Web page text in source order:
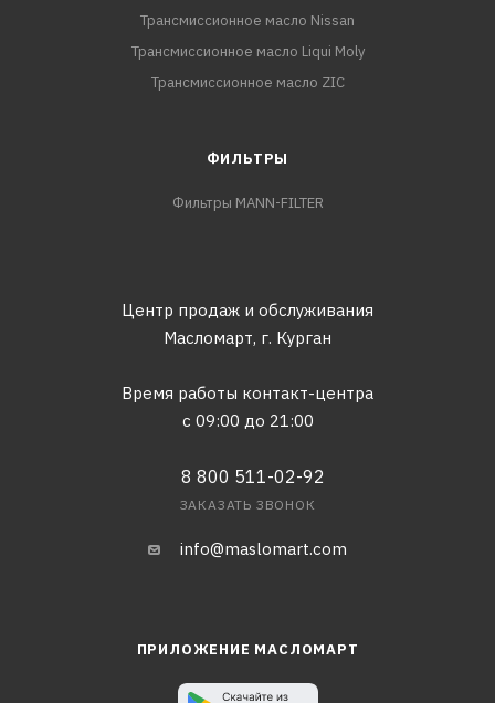
Трансмиссионное масло Nissan
Трансмиссионное масло Liqui Moly
Трансмиссионное масло ZIC
ФИЛЬТРЫ
Фильтры MANN-FILTER
Центр продаж и обслуживания
Масломарт, г. Курган
Время работы контакт-центра
с 09:00 до 21:00
8 800 511-02-92
ЗАКАЗАТЬ ЗВОНОК
info@maslomart.com
ПРИЛОЖЕНИЕ МАСЛОМАРТ